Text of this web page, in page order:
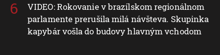
VIDEO: Rokovanie v brazílskom regionálnom
parlamente prerušila milá návšteva. Skupinka
kapybár vošla do budovy hlavným vchodom